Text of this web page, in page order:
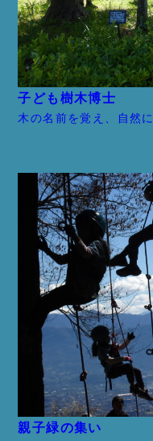
子ども樹木博士
木の名前を覚え、自然
親子緑の集い